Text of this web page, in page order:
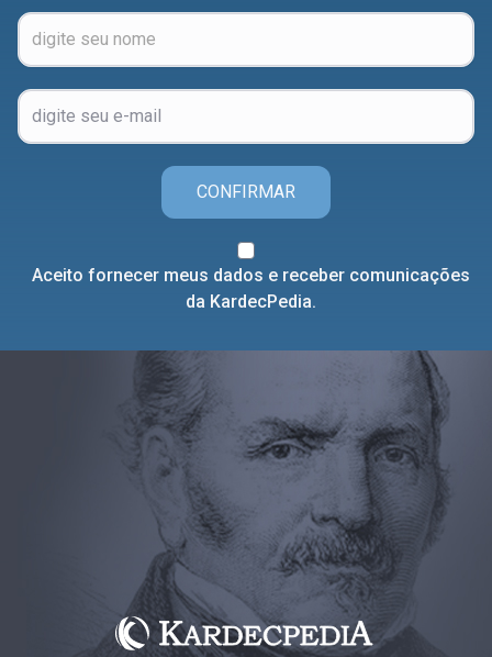
CONFIRMAR
Aceito fornecer meus dados e receber comunicações
da KardecPedia.